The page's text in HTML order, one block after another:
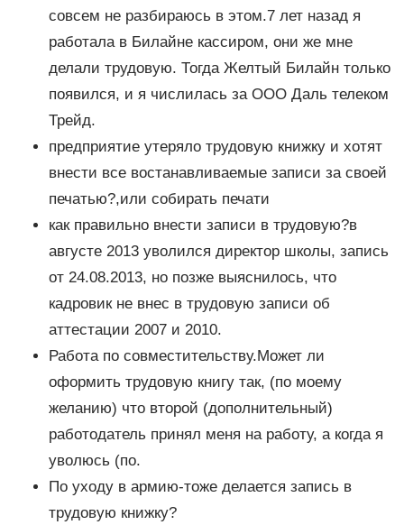
совсем не разбираюсь в этом.7 лет назад я
работала в Билайне кассиром, они же мне
делали трудовую. Тогда Желтый Билайн только
появился, и я числилась за ООО Даль телеком
Трейд.
предприятие утеряло трудовую книжку и хотят
внести все востанавливаемые записи за своей
печатью?,или собирать печати
как правильно внести записи в трудовую?в
августе 2013 уволился директор школы, запись
от 24.08.2013, но позже выяснилось, что
кадровик не внес в трудовую записи об
аттестации 2007 и 2010.
Работа по совместительству.Может ли
оформить трудовую книгу так, (по моему
желанию) что второй (дополнительный)
работодатель принял меня на работу, а когда я
уволюсь (по.
По уходу в армию-тоже делается запись в
трудовую книжку?